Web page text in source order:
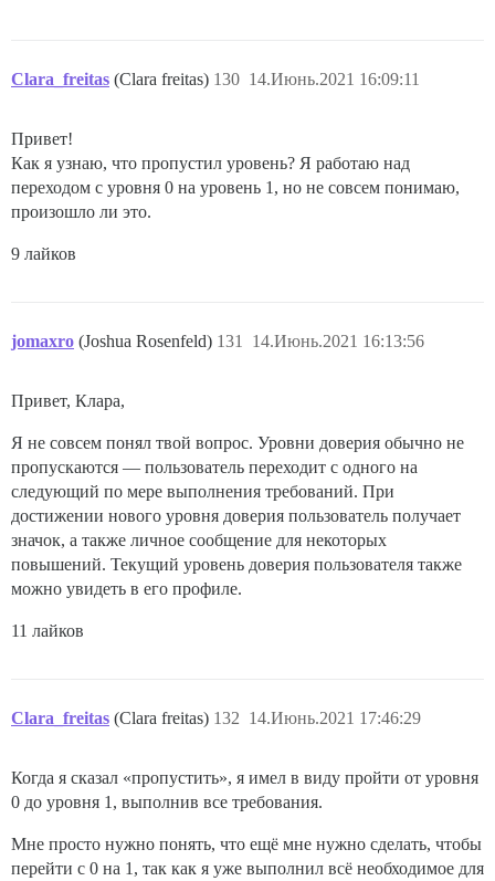
Clara_freitas (Clara freitas) 14.Июнь.2021 16:09:11
130
Привет!
Как я узнаю, что пропустил уровень? Я работаю над
переходом с уровня 0 на уровень 1, но не совсем понимаю,
произошло ли это.
9 лайков
jomaxro (Joshua Rosenfeld) 14.Июнь.2021 16:13:56
131
Привет, Клара,
Я не совсем понял твой вопрос. Уровни доверия обычно не
пропускаются — пользователь переходит с одного на
следующий по мере выполнения требований. При
достижении нового уровня доверия пользователь получает
значок, а также личное сообщение для некоторых
повышений. Текущий уровень доверия пользователя также
можно увидеть в его профиле.
11 лайков
Clara_freitas (Clara freitas) 14.Июнь.2021 17:46:29
132
Когда я сказал «пропустить», я имел в виду пройти от уровня
0 до уровня 1, выполнив все требования.
Мне просто нужно понять, что ещё мне нужно сделать, чтобы
перейти с 0 на 1, так как я уже выполнил всё необходимое для